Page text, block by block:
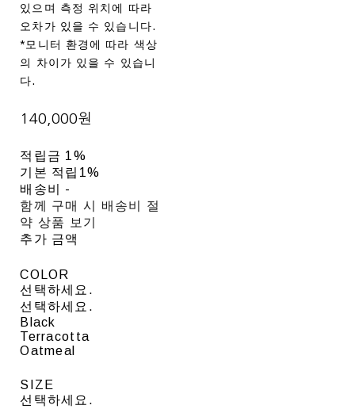
있으며 측정 위치에 따라
오차가 있을 수 있습니다.
*모니터 환경에 따라 색상
의 차이가 있을 수 있습니
다.
140,000원
적립금 1%
기본 적립 1%
배송비 -
함께 구매 시 배송비 절
약 상품 보기
추가 금액
COLOR
선택하세요.
선택하세요.
Black
Terracotta
Oatmeal
SIZE
선택하세요.